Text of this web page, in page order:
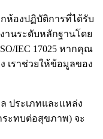
กห้องปฏิบัติการที่ได้รับ
งานระดับหลักฐานโดย
IEC 17025 หากคุณ
เราช่วยให้ข้อมูลของ
ประเภทและแหล่ง
ระทบต่อสุขภาพ) จะ